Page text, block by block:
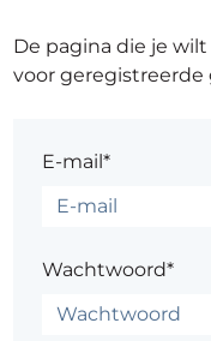
De pagina die je
voor geregistreerde
E-mail*
Wachtwoord*